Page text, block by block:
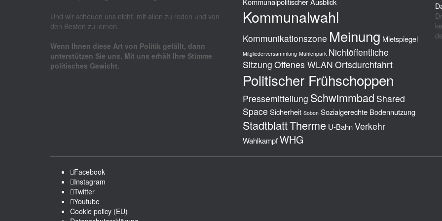
Und wir scheuen uns nicht, mit allen zu reden und von
den Besten zu lernen.
Wenn Ihnen diese Art von Politik gefällt, dann
unterstützen Sie uns. Mit uns erhält Ihre Stimme
politisches Gewicht.
Kommunalwahl
Kommunikationszone Meinung Mietspiegel
Mitgliederversammlung Mühlenpark Nichtöffentliche
Sitzung Offenes WLAN Ortsdurchfahrt
Politischer Frühschoppen
Pressemitteilung Schwimmbad Shared
Space Sicherheit Sobon Sozialgerechte Bodennutzung
StadtblattTherme U-BahnVerkehr
WahlkampfWHG
Facebook
Instagram
Twitter
Youtube
Cookie policy (EU)